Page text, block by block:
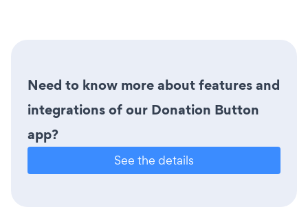
Need to know more about features and
integrations of our Donation Button
app?
See the details